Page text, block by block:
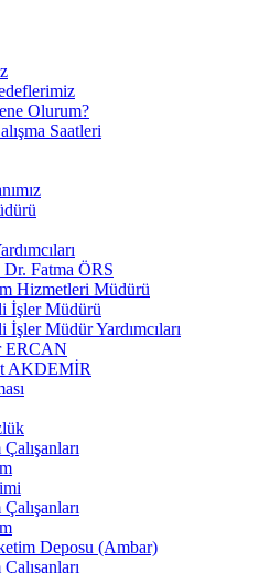
Olurum?
Saatleri
Fatma ÖRS
Hizmetleri Müdürü
İşler Müdürü
Müdür Yardımcıları
ERCAN
AKDEMİR
Deposu (Ambar)